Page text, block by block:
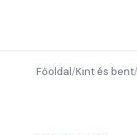
Főoldal/Kint és bent/